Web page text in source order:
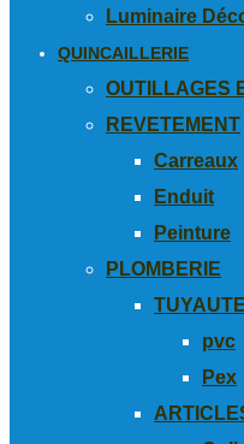
Luminaire
QUINCAILLERIE
OUTILLAGES
REVETEMENT
Carreaux
Enduit
Peinture
PLOMBERIE
pvc
Pex